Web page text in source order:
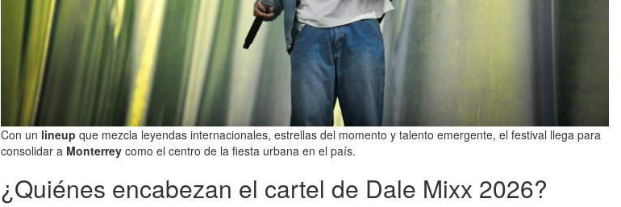
Con un lineup que mezcla leyendas internacionales, estrellas del momento y talento emergente, el festival llega para
consolidar a Monterrey como el centro de la fiesta urbana en el país.
¿Quiénes encabezan el cartel de Dale Mixx 2026?